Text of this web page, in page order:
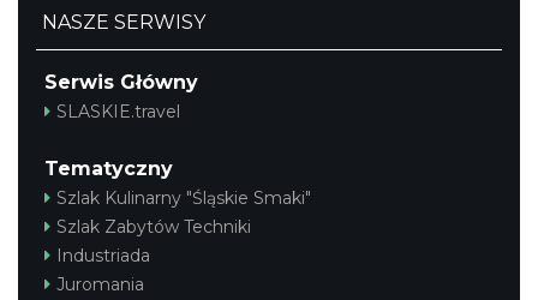
NASZE SERWISY
Serwis Główny
SLASKIE.travel
Tematyczny
Szlak Kulinarny "Śląskie Smaki"
Szlak Zabytów Techniki
Industriada
Juromania